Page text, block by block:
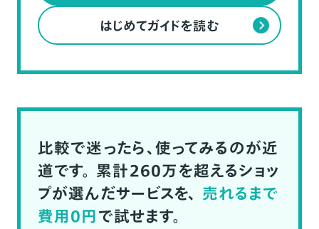
はじめてガイドを読む
比較で迷ったら、使ってみるのが近
道です。 累計260万を超えるショッ
プが選んだサービスを、 売れるまで
費用0円で試せます。